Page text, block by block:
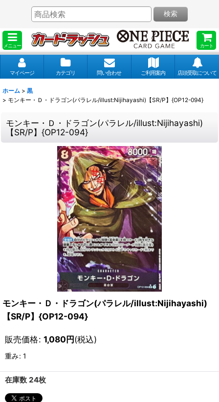
メニュー カート
検索
マイページ カテゴリ 問い合わせ ご利用案内 店頭受取について
ホーム > 黒
> モンキー・Ｄ・ドラゴン(パラレル/illust:Nijihayashi)【SR/P】{OP12-094}
モンキー・Ｄ・ドラゴン(パラレル/illust:Nijihayashi)
【SR/P】{OP12-094}
モンキー・Ｄ・ドラゴン(パラレル/illust:Nijihayashi)
【SR/P】{OP12-094}
販売価格: 1,080円(税込)
重み: 1
在庫数 24枚